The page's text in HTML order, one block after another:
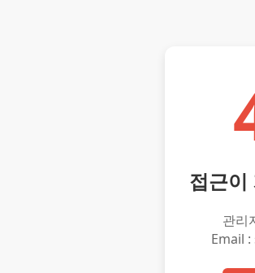
접근이
관리
Email